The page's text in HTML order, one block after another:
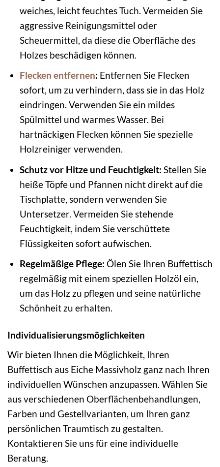
weiches, leicht feuchtes Tuch. Vermeiden Sie
aggressive Reinigungsmittel oder
Scheuermittel, da diese die Oberfläche des
Holzes beschädigen können.
Flecken entfernen: Entfernen Sie Flecken
sofort, um zu verhindern, dass sie in das Holz
eindringen. Verwenden Sie ein mildes
Spülmittel und warmes Wasser. Bei
hartnäckigen Flecken können Sie spezielle
Holzreiniger verwenden.
Schutz vor Hitze und Feuchtigkeit: Stellen Sie
heiße Töpfe und Pfannen nicht direkt auf die
Tischplatte, sondern verwenden Sie
Untersetzer. Vermeiden Sie stehende
Feuchtigkeit, indem Sie verschüttete
Flüssigkeiten sofort aufwischen.
Regelmäßige Pflege: Ölen Sie Ihren Buffettisch
regelmäßig mit einem speziellen Holzöl ein,
um das Holz zu pflegen und seine natürliche
Schönheit zu erhalten.
Individualisierungsmöglichkeiten
Wir bieten Ihnen die Möglichkeit, Ihren
Buffettisch aus Eiche Massivholz ganz nach Ihren
individuellen Wünschen anzupassen. Wählen Sie
aus verschiedenen Oberflächenbehandlungen,
Farben und Gestellvarianten, um Ihren ganz
persönlichen Traumtisch zu gestalten.
Kontaktieren Sie uns für eine individuelle
Beratung.